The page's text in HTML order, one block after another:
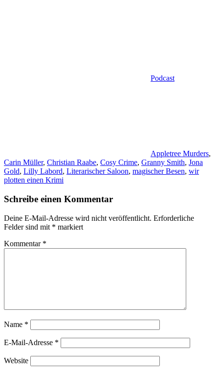
Podcast
Appletree Murders,
Carin Müller, Christian Raabe, Cosy Crime, Granny Smith, Jona
Gold, Lilly Labord, Literarischer Saloon, magischer Besen, wir
plotten einen Krimi
Schreibe einen Kommentar
Deine E-Mail-Adresse wird nicht veröffentlicht. Erforderliche
Felder sind mit * markiert
Kommentar *
Name *
E-Mail-Adresse *
Website